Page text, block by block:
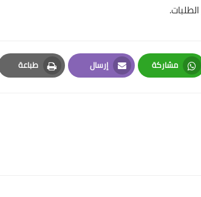
مشاركة
Whatsapp
إرسال
Email
طباعة
Print